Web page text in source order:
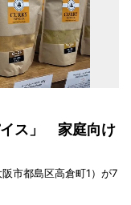
イス」 家庭向け
市都島区高倉町1）が7